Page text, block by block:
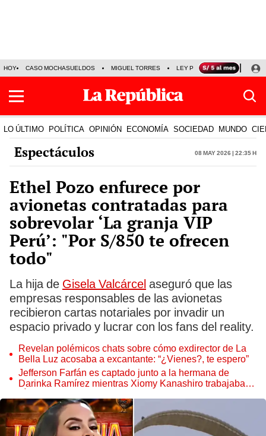
HOY CASO MOCHASUELDOS MIGUEL TORRES LEY PULPÍN PRECIO DEL
LO ÚLTIMO POLÍTICA OPINIÓN ECONOMÍA SOCIEDAD MUNDO
Espectáculos 08 May 2026 | 22:35 h
Ethel Pozo enfurece por
avionetas contratadas para
sobrevolar ‘La granja VIP
Perú’: "Por S/850 te ofrecen
todo"
La hija de Gisela Valcárcel aseguró que las
empresas responsables de las avionetas
recibieron cartas notariales por invadir un
espacio privado y lucrar con los fans del reality.
Revelan polémicos chats sobre cómo exdirector de La
Bella Luz acosaba a excantante: “¿Vienes?, te espero”
Jefferson Farfán es captado junto a la hermana de
Darinka Ramírez mientras Xiomy Kanashiro trabajaba: